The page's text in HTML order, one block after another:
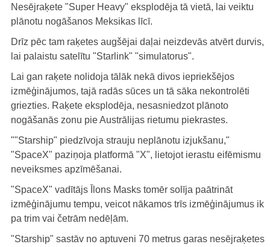
Nesējraķete "Super Heavy" eksplodēja tā vietā, lai veiktu
plānotu nogāšanos Meksikas līcī.
Drīz pēc tam raķetes augšējai daļai neizdevās atvērt durvis,
lai palaistu satelītu "Starlink" "simulatorus".
Lai gan raķete nolidoja tālāk nekā divos iepriekšējos
izmēģinājumos, tajā radās sūces un tā sāka nekontrolēti
griezties. Raķete eksplodēja, nesasniedzot plānoto
nogāšanās zonu pie Austrālijas rietumu piekrastes.
""Starship" piedzīvoja strauju neplānotu izjukšanu,"
"SpaceX" paziņoja platformā "X", lietojot ierastu eifēmismu
neveiksmes apzīmēšanai.
"SpaceX" vadītājs Īlons Masks tomēr solīja paātrināt
izmēģinājumu tempu, veicot nākamos trīs izmēģinājumus ik
pa trim vai četrām nedēļām.
"Starship" sastāv no aptuveni 70 metrus garas nesējraķetes